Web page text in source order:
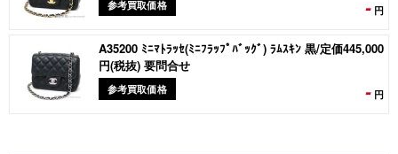
参考買取価格 -円
A35200 ﾐﾆﾏﾄﾗｯｾ(ﾐﾆﾌﾗｯﾌﾟﾊﾞｯｸﾞ) ﾗﾑｽｷﾝ 黒/定価445,000
円(税抜) 要問合せ
参考買取価格 -円